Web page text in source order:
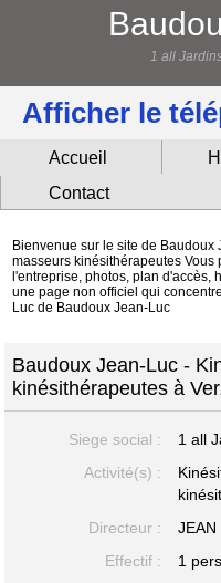
1 all
Afficher le
Accueil
Contact
Bienvenue sur le site de Baudoux
masseurs kinésithérapeutes
l'entreprise, photos, plan d'accès,
une page non officiel qui
Luc de Baudoux Jean-Luc
Baudoux Jean-Luc -
kinésithérapeutes à
Siege social : 1 all
Activité(s) :
Directeur :
JEAN
Effectif :
1